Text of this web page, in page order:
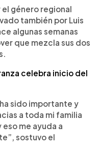
género regional
también por Luis
algunas semanas
que mezcla sus dos
celebra inicio del
sido importante y
a toda mi familia
me ayuda a
sostuvo el